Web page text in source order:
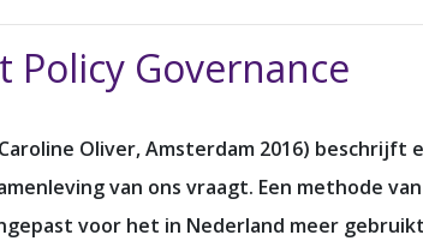
Policy Governance
Oliver, Amsterdam 2016)
van ons vraagt. Een methode
voor het in Nederland meer